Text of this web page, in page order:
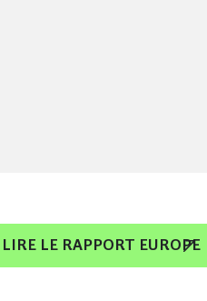
LIRE LE RAPPORT EUROPE